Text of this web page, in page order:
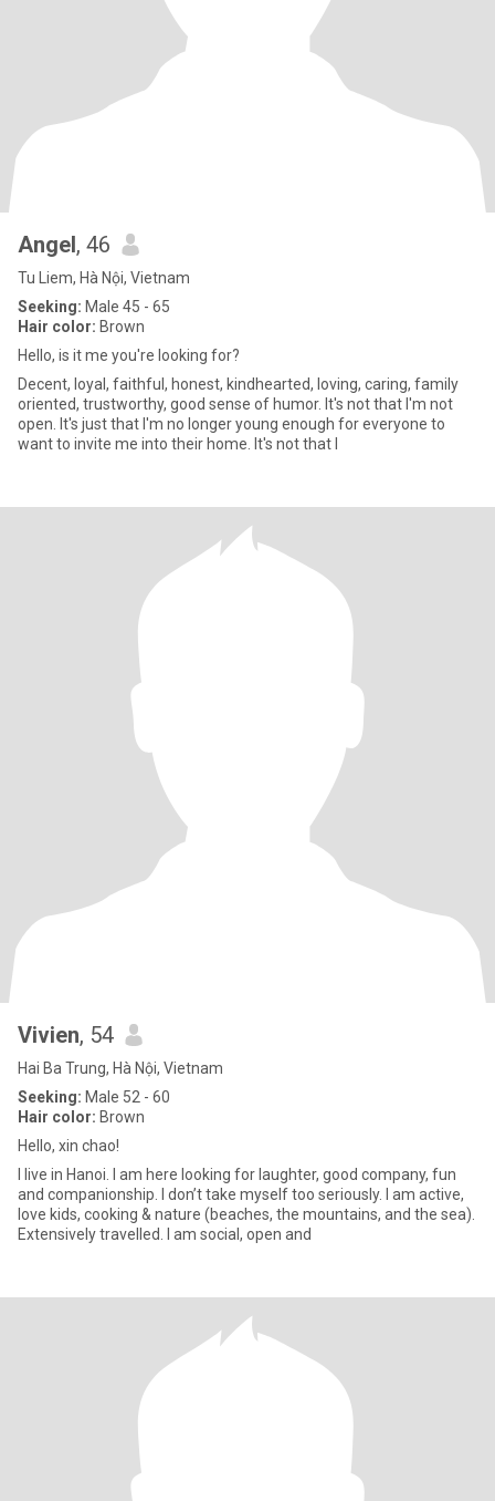
Angel, 46
Tu Liem, Hà Nội, Vietnam
Seeking: Male 45 - 65
Hair color: Brown
Hello, is it me you're looking for?
Decent, loyal, faithful, honest, kindhearted, loving, caring, family
oriented, trustworthy, good sense of humor. It's not that I'm not
open. It's just that I'm no longer young enough for everyone to
want to invite me into their home. It's not that I
Vivien, 54
Hai Ba Trung, Hà Nội, Vietnam
Seeking: Male 52 - 60
Hair color: Brown
Hello, xin chao!
I live in Hanoi. I am here looking for laughter, good company, fun
and companionship. I don’t take myself too seriously. I am active,
love kids, cooking & nature (beaches, the mountains, and the sea).
Extensively travelled. I am social, open and